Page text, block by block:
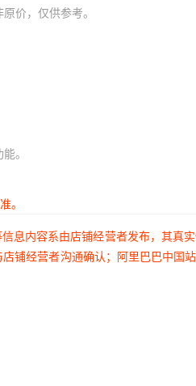
价，仅供参考。
。
。
息内容系由店铺经营者发布，其真
铺经营者沟通确认；阿里巴巴中国